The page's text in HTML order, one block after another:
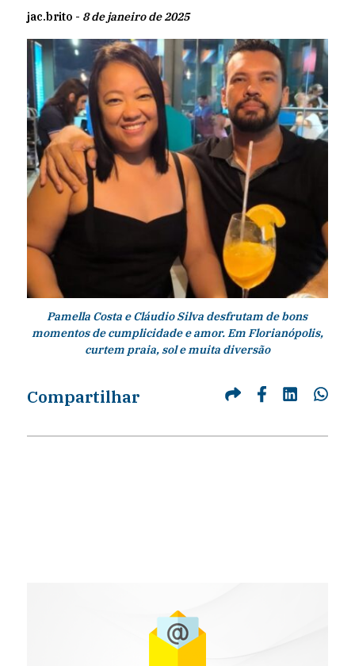
jac.brito - 8 de janeiro de 2025
Pamella Costa e Cláudio Silva desfrutam de bons
momentos de cumplicidade e amor. Em Florianópolis,
curtem praia, sol e muita diversão
Compartilhar